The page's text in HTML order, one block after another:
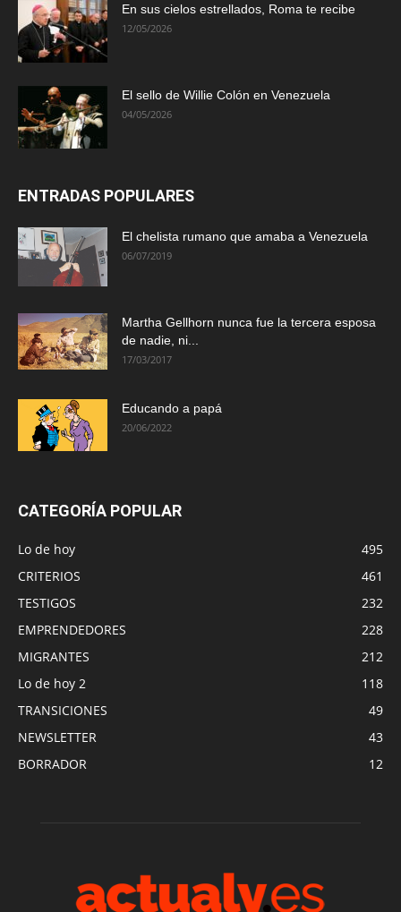
En sus cielos estrellados, Roma te recibe
12/05/2026
El sello de Willie Colón en Venezuela
04/05/2026
ENTRADAS POPULARES
El chelista rumano que amaba a Venezuela
06/07/2019
Martha Gellhorn nunca fue la tercera esposa
de nadie, ni...
17/03/2017
Educando a papá
20/06/2022
CATEGORÍA POPULAR
Lo de hoy
495
CRITERIOS
461
TESTIGOS
232
EMPRENDEDORES
228
MIGRANTES
212
Lo de hoy 2
118
TRANSICIONES
49
NEWSLETTER
43
BORRADOR
12